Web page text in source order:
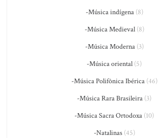
-Música indígena(8)
-Música Medieval(8)
-Música Moderna(3)
-Música oriental (5)
-Música Polifônica Ibérica(46)
-Música Rara Brasileira (3)
-Música Sacra Ortodoxa (10)
-Natalinas(45)